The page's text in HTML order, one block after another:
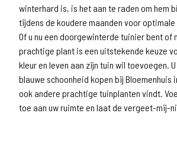
winterhard is, is het aan te raden om hem
tijdens de koudere maanden voor
Of u nu een doorgewinterde tuinier bent of
prachtige plant is een uitstekende keuze
kleur en leven aan zijn tuin wil toevoegen.
blauwe schoonheid kopen bij Bloemenhuis
ook andere prachtige tuinplanten vindt.
toe aan uw ruimte en laat de vergeet-mij-